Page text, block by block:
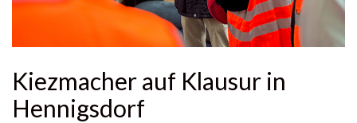
Kiezmacher auf Klausur in
Hennigsdorf